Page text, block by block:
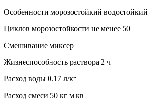
Особенности морозостойкий водостойкий
Циклов морозостойкости не менее 50
Смешивание миксер
Жизнеспособность раствора 2 ч
Расход воды 0.17 л/кг
Расход смеси 50 кг м кв